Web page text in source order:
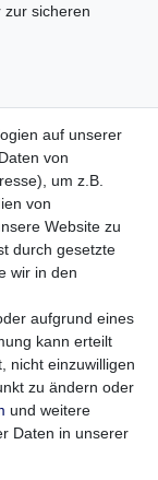
zur sicheren
ME und 98SE,
höher
auf unserer
von
um z.B.
von
Website zu
durch gesetzte
wir in den
aufgrund eines
kann erteilt
nicht einzuwilligen
zu ändern oder
und weitere
Daten in unserer